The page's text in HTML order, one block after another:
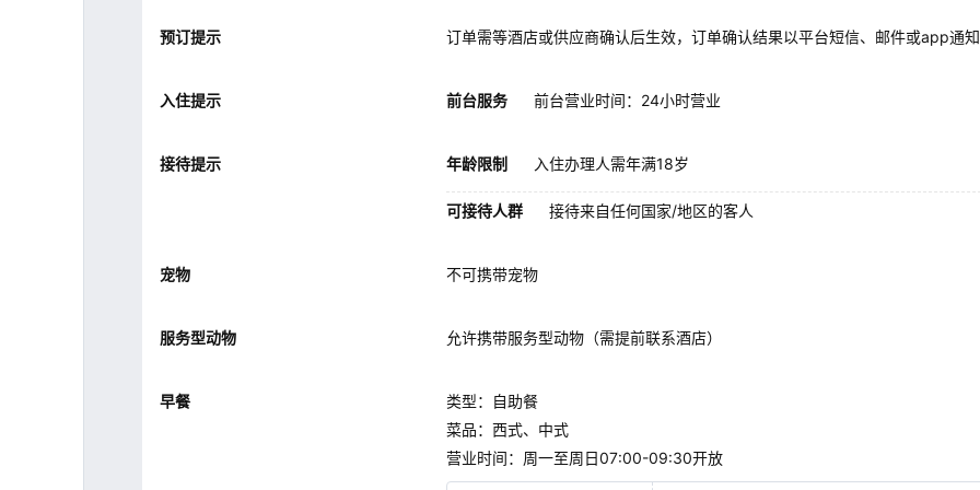
预订提示 订单需等酒店或供应商确认后生效，订单确认结果以平台短信、邮件或app通
入住提示 前台服务 前台营业时间：24小时营业
接待提示 年龄限制 入住办理人需年满18岁
可接待人群 接待来自任何国家/地区的客人
宠物 不可携带宠物
服务型动物 允许携带服务型动物（需提前联系酒店）
早餐
类型：自助餐
菜品：西式、中式
营业时间：周一至周日07:00-09:30开放